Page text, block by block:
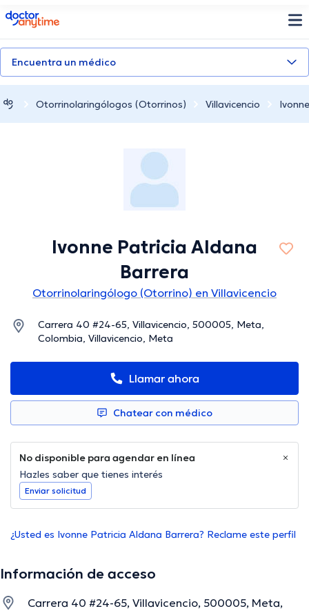
doctoranytime
Encuentra un médico
Otorrinolaringólogos (Otorrinos) Villavicencio
Ivonne Patricia Aldana
Barrera
Otorrinolaringólogo (Otorrino) en Villavicencio
Carrera 40 #24-65, Villavicencio, 500005, Meta,
Colombia, Villavicencio, Meta
Llamar ahora
Chatear con médico
No disponible para agendar en línea
Hazles saber que tienes interés
Enviar solicitud
¿Usted es Ivonne Patricia Aldana Barrera? Reclame este perfil
Información de acceso
Carrera 40 #24-65, Villavicencio, 500005, Meta,